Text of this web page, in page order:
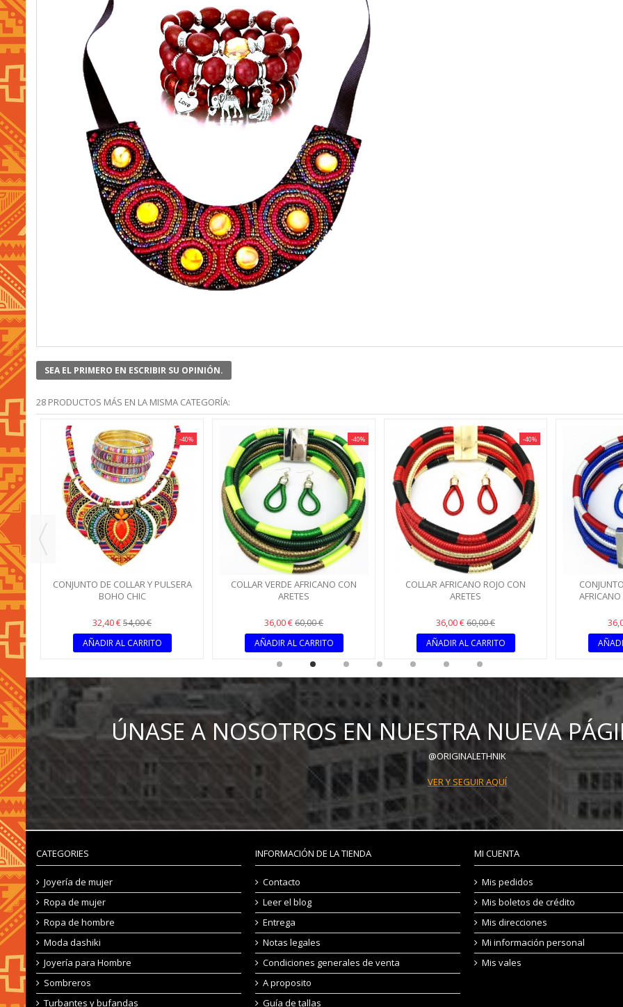
SEA EL PRIMERO EN ESCRIBIR SU OPINIÓN.
28 PRODUCTOS MÁS EN LA MISMA CATEGORÍA:
-40%
CONJUNTO DE COLLAR Y PULSERA
BOHO CHIC
32,40 €54,00 €
AÑADIR AL CARRITO
-40%
COLLAR VERDE AFRICANO CON
ARETES
36,00 €60,00 €
AÑADIR AL CARRITO
-40%
COLLAR AFRICANO ROJO CON
ARETES
36,00 €60,00 €
AÑADIR AL CARRITO
ÚNASE A NOSOTROS EN NUESTRA NUEVA
@ORIGINALETHNIK
VER Y SEGUIR AQUÍ
CATEGORIES
Joyería de mujer
Ropa de mujer
Ropa de hombre
Moda dashiki
Joyería para Hombre
Sombreros
Turbantes y bufandas
INFORMACIÓN DE LA TIENDA
Contacto
Leer el blog
Entrega
Notas legales
Condiciones generales de venta
A proposito
Guía de tallas
MI CUENTA
Mis pedidos
Mis boletos de crédito
Mis direcciones
Mi información personal
Mis vales